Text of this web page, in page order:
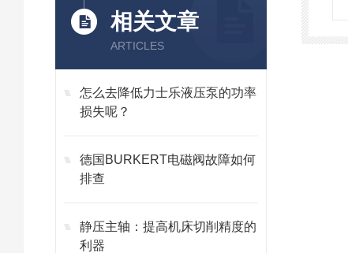
相关文章
ARTICLES
怎么去降低力士乐液压泵的功率
损失呢？
德国BURKERT电磁阀故障如何
排查
静压主轴：提高机床切削精度的
利器